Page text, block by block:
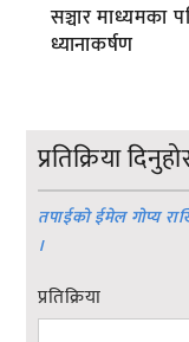
सञ्चार माध्यमका
ध्यानाकर्षण
प्रतिक्रिया
तपाईको ईमेल गोप्य
।
प्रतिक्रिया